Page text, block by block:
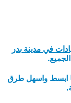
في مدينة بدر
ابسط واسهل طرق